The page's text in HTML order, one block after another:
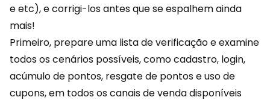
e etc), e corrigi-los antes que se espalhem ainda
mais!
Primeiro, prepare uma lista de verificação e examine
todos os cenários possíveis, como cadastro, login,
acúmulo de pontos, resgate de pontos e uso de
cupons, em todos os canais de venda disponíveis